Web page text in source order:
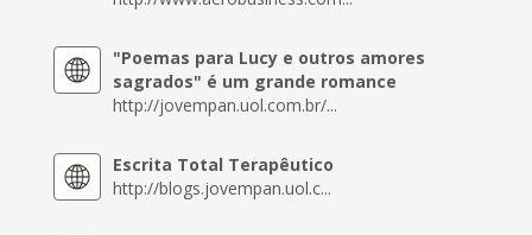
"Poemas para Lucy e outros amores
sagrados" é um grande romance
http://jovempan.uol.com.br/...
Escrita Total Terapêutico
http://blogs.jovempan.uol.c...